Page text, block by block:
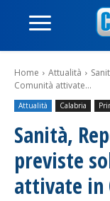
Home Attualità
Comunità attivate...
Attualità Calabria
Sanità,
previste
attivate in